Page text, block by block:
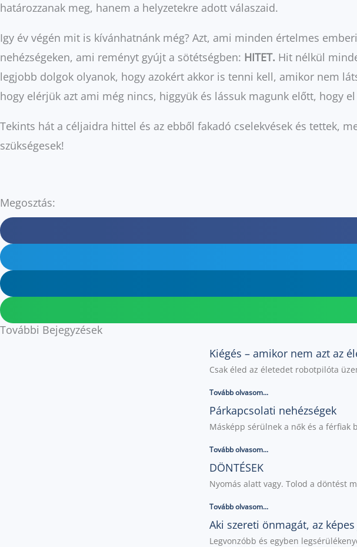
határozzanak meg, hanem a helyzetekre adott válaszaid.
Igy év végén mit is kívánhatnánk még? Azt, ami minden értelmes
nehézségeken, ami reményt gyújt a sötétségben: HITET. Hit nélkül
legjobb dolgok olyanok, hogy azokért akkor is tenni kell, amikor nem
hogy elérjük azt ami még nincs, higgyük és lássuk magunk előtt, hogy
Tekints hát a céljaidra hittel és az ebből fakadó cselekvések és tettek,
szükségesek!
Megosztás:
További Bejegyzések
Kiégés – amikor nem azt az
Csak éled az életedet robotpilóta
Tovább olvasom...
Párkapcsolati nehézségek
Másképp sérülnek a nők és a férfiak
Tovább olvasom...
DÖNTÉSEK
Nyomás alatt vagy. Tolod a döntést
Tovább olvasom...
Aki szereti önmagát, az
Legvonzóbb és egyben